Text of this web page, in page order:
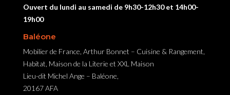
Ouvert du lundi au samedi de 9h30-12h30 et 14h00-
19h00
Baléone
Mobilier de France, Arthur Bonnet – Cuisine & Rangement,
Habitat, Maison de la Literie et XXL Maison
Lieu-dit Michel Ange – Baléone,
20167 AFA